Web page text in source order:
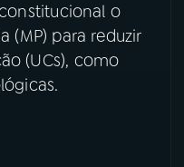
o
(MP) para reduzir
(UCs), como